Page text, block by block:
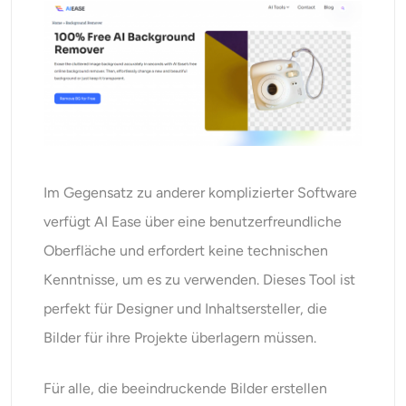
Im Gegensatz zu anderer komplizierter Software
verfügt AI Ease über eine benutzerfreundliche
Oberfläche und erfordert keine technischen
Kenntnisse, um es zu verwenden. Dieses Tool ist
perfekt für Designer und Inhaltsersteller, die
Bilder für ihre Projekte überlagern müssen.
Für alle, die beeindruckende Bilder erstellen